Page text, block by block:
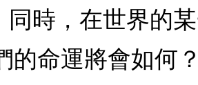
時，在世界的
的命運將會如何